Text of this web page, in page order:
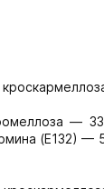
—
(Е132) —